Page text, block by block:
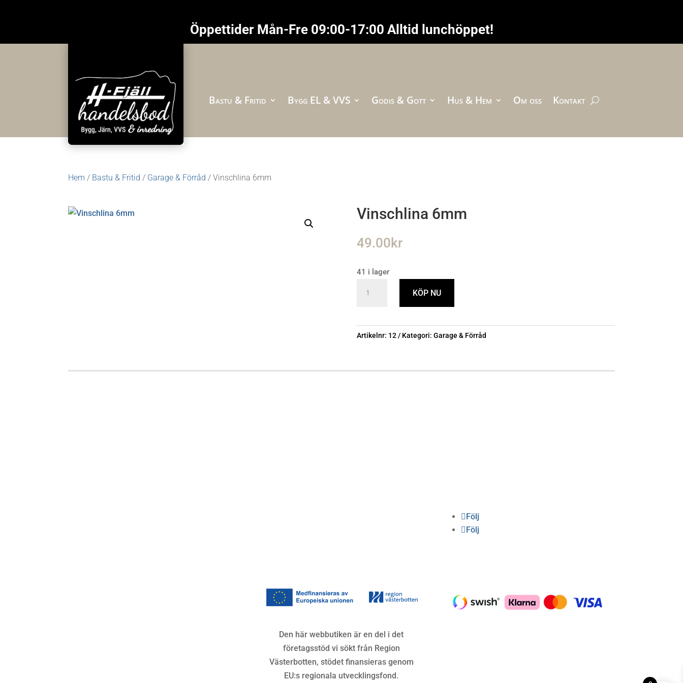
Öppettider Mån-Fre 09:00-17:00 Alltid lunchöppet!
Bastu & Fritid Bygg EL & VVS Godis & Gott Hus & Hem Om oss Kontakt
Hem / Bastu & Fritid / Garage & Förråd / Vinschlina 6mm
Vinschlina 6mm
49.00kr
41 i lager
KÖP NU
Artikelnr: 12 Kategori: Garage & Förråd
Den här webbutiken är en del i det
företagsstöd vi sökt från Region
Västerbotten, stödet finansieras genom
EU:s regionala utvecklingsfond.
Följ
Följ